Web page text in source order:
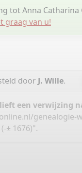
tot Anna Catharina
graag van u!
door J. Wille.
een verwijzing
genealogie-
± 1676)".